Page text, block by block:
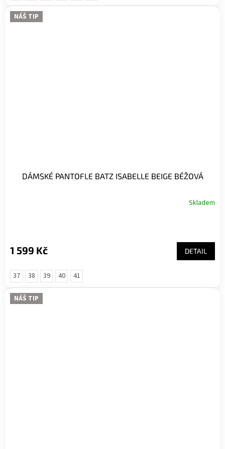
NÁŠ TIP
DÁMSKÉ PANTOFLE BATZ ISABELLE BEIGE BÉŽOVÁ
Skladem
1 599 Kč DETAIL
37 38 39 40 41
NÁŠ TIP